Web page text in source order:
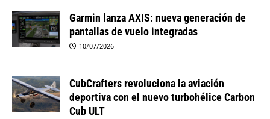
Garmin lanza AXIS: nueva generación de
pantallas de vuelo integradas
10/07/2026
CubCrafters revoluciona la aviación
deportiva con el nuevo turbohélice Carbon
Cub ULT